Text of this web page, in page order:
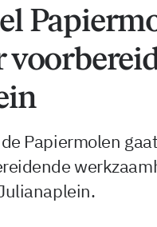
Papiermolen